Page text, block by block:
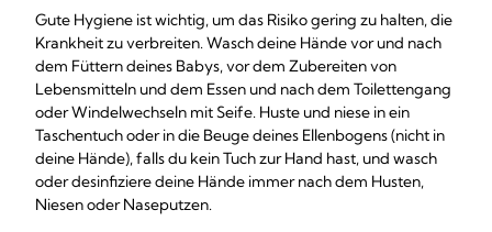
Gute Hygiene ist wichtig, um das Risiko gering zu halten, die
Krankheit zu verbreiten. Wasch deine Hände vor und nach
dem Füttern deines Babys, vor dem Zubereiten von
Lebensmitteln und dem Essen und nach dem Toilettengang
oder Windelwechseln mit Seife. Huste und niese in ein
Taschentuch oder in die Beuge deines Ellenbogens (nicht in
deine Hände), falls du kein Tuch zur Hand hast, und wasch
oder desinfiziere deine Hände immer nach dem Husten,
Niesen oder Naseputzen.